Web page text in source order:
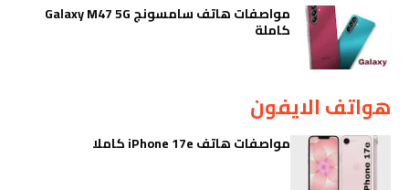
مواصفات هاتف سامسونج Galaxy M47 5G
كاملة
هواتف الايفون
مواصفات هاتف iPhone 17e كاملا